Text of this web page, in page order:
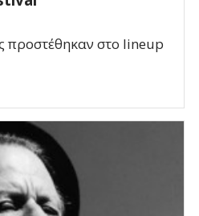
προστέθηκαν στο lineup